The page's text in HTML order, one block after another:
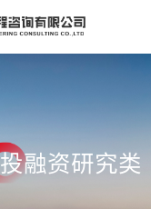
投融资研究类